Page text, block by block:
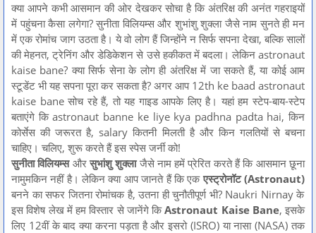
क्या आपने कभी आसमान की ओर देखकर सोचा है कि अंतरिक्ष की अनंत गहराइयों
में पहुंचना कैसा लगेगा? सुनीता विलियम्स और शुभांशु शुक्ला जैसे नाम सुनते ही मन
में एक रोमांच जाग उठता है। ये वो लोग हैं जिन्होंने न सिर्फ सपना देखा, बल्कि सालों
की मेहनत, ट्रेनिंग और डेडिकेशन से उसे हकीकत में बदला। लेकिन astronaut
kaise bane? क्या सिर्फ सेना के लोग ही अंतरिक्ष में जा सकते हैं, या कोई आम
स्टूडेंट भी यह सपना पूरा कर सकता है? अगर आप 12th ke baad astronaut
kaise bane सोच रहे हैं, तो यह गाइड आपके लिए है। यहां हम स्टेप-बाय-स्टेप
बताएंगे कि astronaut banne ke liye kya padhna padta hai, किन
कोर्सेस की जरूरत है, salary कितनी मिलती है और किन गलतियों से बचना
चाहिए। चलिए, शुरू करते हैं इस स्पेस जर्नी को!
सुनीता विलियम्सऔर सुभांशु शुक्लाजैसे नाम हमें प्रेरित करते हैं कि आसमान छूना
नामुमकिन नहीं है। लेकिन क्या आप जानते हैं कि एक एस्ट्रोनॉट (Astronaut)
बनने का सफर जितना रोमांचक है, उतना ही चुनौतीपूर्ण भी? Naukri Nirnay के
इस विशेष लेख में हम विस्तार से जानेंगे किAstronaut Kaise Bane, इसके
लिए 12वीं के बाद क्या करना पड़ता है और इसरो (ISRO) या नासा (NASA) तक